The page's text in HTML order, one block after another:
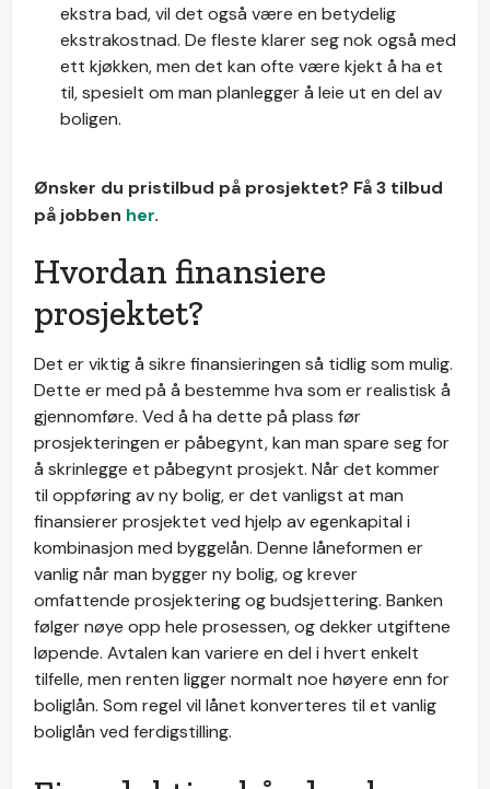
ekstra bad, vil det også være en betydelig
ekstrakostnad. De fleste klarer seg nok også med
ett kjøkken, men det kan ofte være kjekt å ha et
til, spesielt om man planlegger å leie ut en del av
boligen.
Ønsker du pristilbud på prosjektet? Få 3 tilbud
på jobben her.
Hvordan finansiere
prosjektet?
Det er viktig å sikre finansieringen så tidlig som mulig.
Dette er med på å bestemme hva som er realistisk å
gjennomføre. Ved å ha dette på plass før
prosjekteringen er påbegynt, kan man spare seg for
å skrinlegge et påbegynt prosjekt. Når det kommer
til oppføring av ny bolig, er det vanligst at man
finansierer prosjektet ved hjelp av egenkapital i
kombinasjon med byggelån. Denne låneformen er
vanlig når man bygger ny bolig, og krever
omfattende prosjektering og budsjettering. Banken
følger nøye opp hele prosessen, og dekker utgiftene
løpende. Avtalen kan variere en del i hvert enkelt
tilfelle, men renten ligger normalt noe høyere enn for
boliglån. Som regel vil lånet konverteres til et vanlig
boliglån ved ferdigstilling.